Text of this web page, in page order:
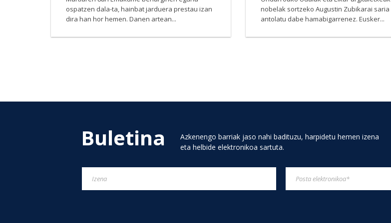
ospatzen dala-ta, hainbat jarduera prestau izan
dira han hor hemen. Danen artean...
nobelak sortzeko Augustin Zubikarai saria
antolatu dabe hamabigarrenez. Eusker...
Buletina
Azkenengo barriak jaso nahi badituzu, harpidetu hemen izena
eta helbide elektronikoa sartuta.